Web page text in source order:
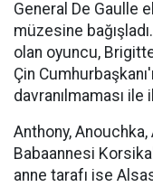
General De Gaulle
müzesine
olan oyuncu,
Çin
davranılmaması ile
Anthony,
Babaannesi
anne tarafı ise